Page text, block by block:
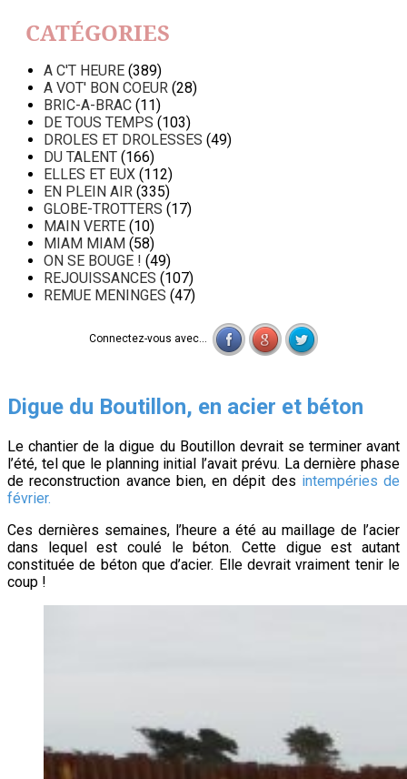
CATÉGORIES
A C'T HEURE (389)
A VOT' BON COEUR (28)
BRIC-A-BRAC (11)
DE TOUS TEMPS (103)
DROLES ET DROLESSES (49)
DU TALENT (166)
ELLES ET EUX (112)
EN PLEIN AIR (335)
GLOBE-TROTTERS (17)
MAIN VERTE (10)
MIAM MIAM (58)
ON SE BOUGE ! (49)
REJOUISSANCES (107)
REMUE MENINGES (47)
Connectez-vous avec...
Digue du Boutillon, en acier et béton
Le chantier de la digue du Boutillon devrait se terminer avant
l’été, tel que le planning initial l’avait prévu. La dernière phase
de reconstruction avance bien, en dépit des intempéries de
février.
Ces dernières semaines, l’heure a été au maillage de l’acier
dans lequel est coulé le béton. Cette digue est autant
constituée de béton que d’acier. Elle devrait vraiment tenir le
coup !